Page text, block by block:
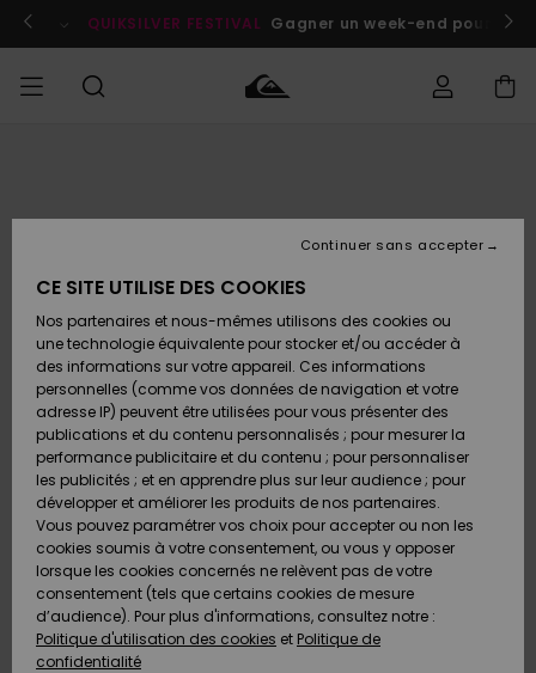
l'information
le
QUIKSILVER FESTIVAL Gagner un week-end pour
Chaussures
& Tongs
Surf
Snow
Nouveautés
Chaussures
& Tongs
Surf
Snow
Nouveautés
FEMME
A
Découvrir
Snow
SURF
Surf
Shop
Enfant
Highlights
Communauté
SNOW
Snow
Shop
Enfant
Snow
Shop
Femme
A
Découvrir
Communauté
OUTLET
Enfant
Outlet
Femme
AIDE &
CONTACT
Retours
Paiement
Carte
Cadeau
Quiksilver
Freedom
Protection
des
MAGASINS
CE SITE UTILISE DES COOKIES
Nos partenaires et nous-mêmes utilisons des cookies ou
une technologie équivalente pour stocker et/ou accéder à
des informations sur votre appareil. Ces informations
personnelles (comme vos données de navigation et votre
adresse IP) peuvent être utilisées pour vous présenter des
publications et du contenu personnalisés ; pour mesurer la
performance publicitaire et du contenu ; pour personnaliser
les publicités ; et en apprendre plus sur leur audience ; pour
développer et améliorer les produits de nos partenaires.
Vous pouvez paramétrer vos choix pour accepter ou non les
cookies soumis à votre consentement, ou vous y opposer
lorsque les cookies concernés ne relèvent pas de votre
consentement (tels que certains cookies de mesure
d’audience). Pour plus d'informations, consultez notre :
Politique d'utilisation des cookies et Politique de
confidentialité
Continuer sans accepter